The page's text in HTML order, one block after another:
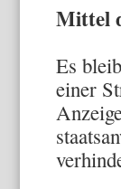
Mittel
Es
einer